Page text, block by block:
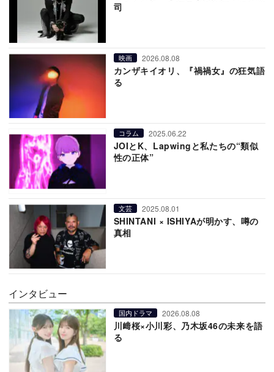
司
映画 2026.08.08
カンザキイオリ、『禍禍女』の狂気語
る
コラム 2025.06.22
JOIとK、Lapwingと私たちの“類似
性の正体”
文芸 2025.08.01
SHINTANI × ISHIYAが明かす、噂の
真相
インタビュー
国内ドラマ 2026.08.08
川﨑桜×小川彩、乃木坂46の未来を語
る